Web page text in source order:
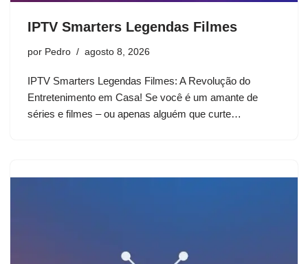
IPTV Smarters Legendas Filmes
por Pedro agosto 8, 2026
IPTV Smarters Legendas Filmes: A Revolução do
Entretenimento em Casa! Se você é um amante de
séries e filmes – ou apenas alguém que curte…